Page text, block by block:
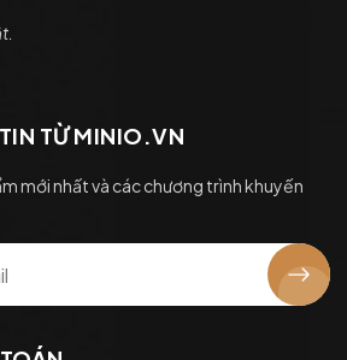
TỪ MINIO.VN
mới nhất và các chương trình khuyến